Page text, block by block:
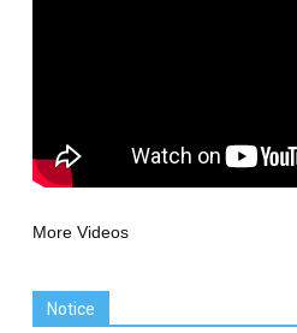
More Videos
Notice